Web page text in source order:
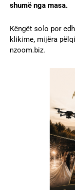
shumë nga masa.
Këngët solo por
klikime, mijëra
nzoom.biz.